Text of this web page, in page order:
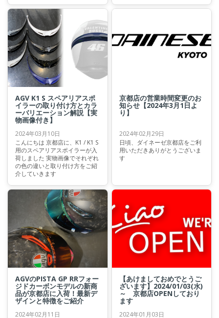
AGV K1 S スペアリアスポ
イラーの取り付け方とカラ
ーバリエーション解説【実
物画像付き】
2024年03月10日
こんにちは 京都店に、K1 / K1 S
用のスペアリアスポイラーが入
荷しました 実物画像でそれぞれ
の色の違いと取り付け方をご紹
介していきます
京都店の営業時間変更のお
知らせ【2024年3月1日よ
り】
2024年02月29日
日頃、ダイネーゼ京都店をご利
用いただきありがとうございま
す
AGVのPISTA GP RRフォー
ジドカーボンモデルの新商
品が京都店に入荷！最新デ
ザインと特徴をご紹介
2024年02月11日
【あけましておめでとうご
ざいます】2024/01/03(水)
～ 京都店OPENしており
ます
2024年01月03日